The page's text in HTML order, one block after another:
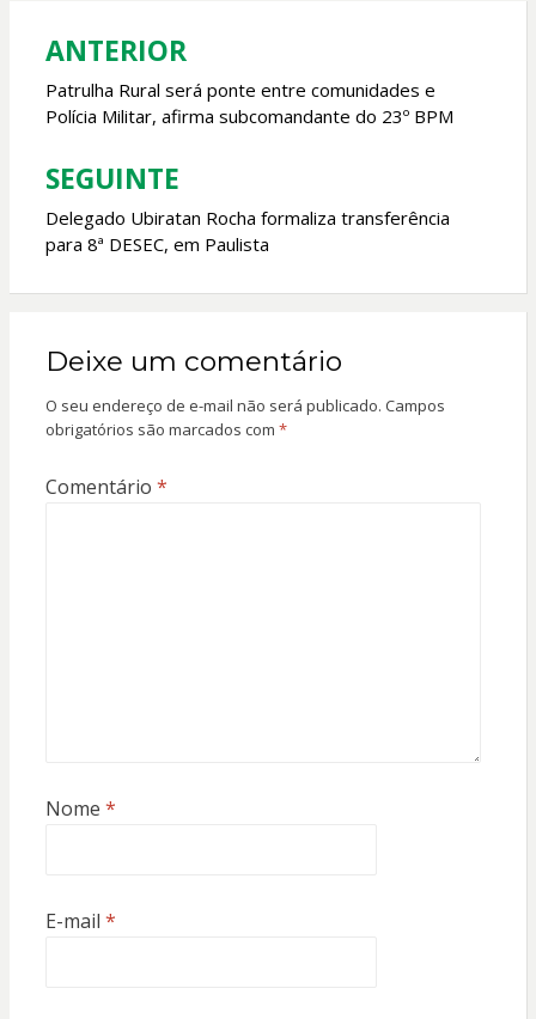
Navegação
de
Post
ANTERIOR
Patrulha Rural será ponte entre comunidades e
Polícia Militar, afirma subcomandante do 23º BPM
SEGUINTE
Delegado Ubiratan Rocha formaliza transferência
para 8ª DESEC, em Paulista
Deixe um comentário
O seu endereço de e-mail não será publicado. Campos
obrigatórios são marcados com *
Comentário *
Nome *
E-mail *